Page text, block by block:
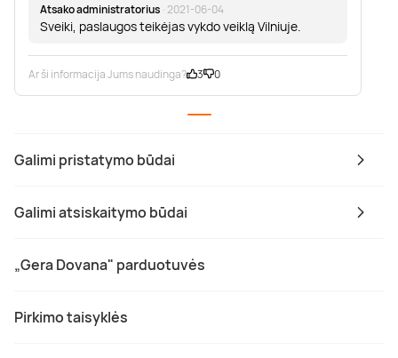
Galimi pristatymo būdai
Galimi atsiskaitymo būdai
„Gera Dovana" parduotuvės
Pirkimo taisyklės
Atsako administratorius · 2021-06-04
Sveiki, paslaugos teikėjas vykdo veiklą Vilniuje.
Ar ši informacija Jums naudinga? 3 0